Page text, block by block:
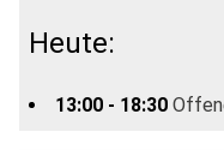
Heute:
13:00 - 18:30